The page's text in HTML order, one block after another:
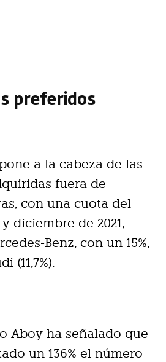
preferidos
a la cabeza de las
fuera de
con una cuota del
diciembre de 2021,
Benz, con un 15%,
(11,7%).
Aboy ha señalado que
un 136% el número